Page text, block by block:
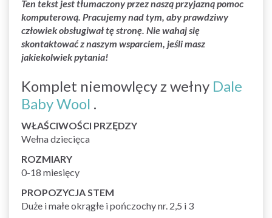
Ten tekst jest tłumaczony przez naszą przyjazną pomoc
komputerową. Pracujemy nad tym, aby prawdziwy
człowiek obsługiwał tę stronę. Nie wahaj się
skontaktować z naszym wsparciem, jeśli masz
jakiekolwiek pytania!
Komplet niemowlęcy z wełny Dale
Baby Wool .
WŁAŚCIWOŚCI PRZĘDZY
Wełna dziecięca
ROZMIARY
0-18 miesięcy
PROPOZYCJA STEM
Duże i małe okrągłe i pończochy nr. 2,5 i 3